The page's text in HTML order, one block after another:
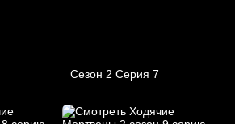
Сезон 2 Серия 7